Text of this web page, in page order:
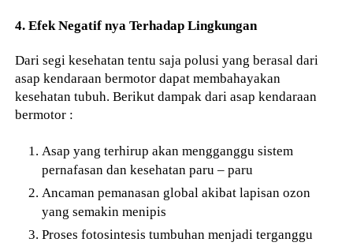
4. Efek Negatif nya Terhadap Lingkungan
Dari segi kesehatan tentu saja polusi yang berasal dari
asap kendaraan bermotor dapat membahayakan
kesehatan tubuh. Berikut dampak dari asap kendaraan
bermotor :
Asap yang terhirup akan mengganggu sistem
pernafasan dan kesehatan paru – paru
Ancaman pemanasan global akibat lapisan ozon
yang semakin menipis
Proses fotosintesis tumbuhan menjadi terganggu